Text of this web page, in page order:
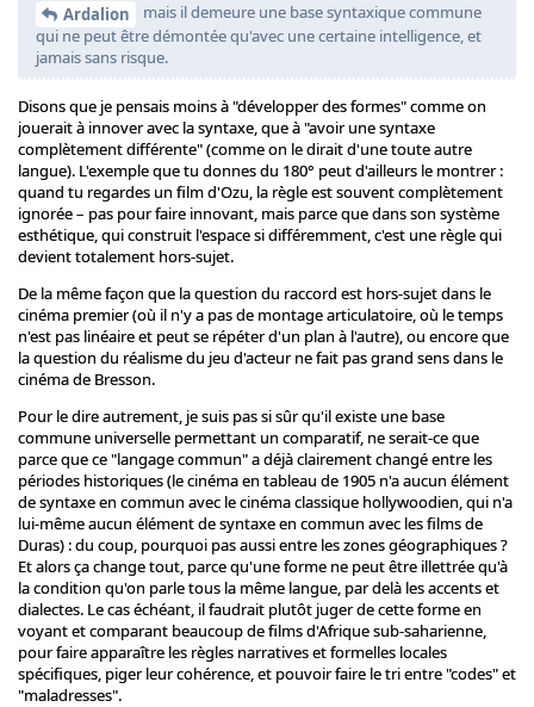
Ardalion
mais il demeure une base syntaxique commune
qui ne peut être démontée qu'avec une certaine intelligence, et
jamais sans risque.
Disons que je pensais moins à "développer des formes" comme on
jouerait à innover avec la syntaxe, que à "avoir une syntaxe
complètement différente" (comme on le dirait d'une toute autre
langue). L'exemple que tu donnes du 180° peut d'ailleurs le montrer :
quand tu regardes un film d'Ozu, la règle est souvent complètement
ignorée – pas pour faire innovant, mais parce que dans son système
esthétique, qui construit l'espace si différemment, c'est une règle qui
devient totalement hors-sujet.
De la même façon que la question du raccord est hors-sujet dans le
cinéma premier (où il n'y a pas de montage articulatoire, où le temps
n'est pas linéaire et peut se répéter d'un plan à l'autre), ou encore que
la question du réalisme du jeu d'acteur ne fait pas grand sens dans le
cinéma de Bresson.
Pour le dire autrement, je suis pas si sûr qu'il existe une base
commune universelle permettant un comparatif, ne serait-ce que
parce que ce "langage commun" a déjà clairement changé entre les
périodes historiques (le cinéma en tableau de 1905 n'a aucun élément
de syntaxe en commun avec le cinéma classique hollywoodien, qui n'a
lui-même aucun élément de syntaxe en commun avec les films de
Duras) : du coup, pourquoi pas aussi entre les zones géographiques ?
Et alors ça change tout, parce qu'une forme ne peut être illettrée qu'à
la condition qu'on parle tous la même langue, par delà les accents et
dialectes. Le cas échéant, il faudrait plutôt juger de cette forme en
voyant et comparant beaucoup de films d'Afrique sub-saharienne,
pour faire apparaître les règles narratives et formelles locales
spécifiques, piger leur cohérence, et pouvoir faire le tri entre "codes" et
"maladresses".